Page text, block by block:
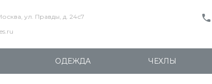
ул. Правды, д. 24с7
ОДЕЖДА ЧЕХЛЫ